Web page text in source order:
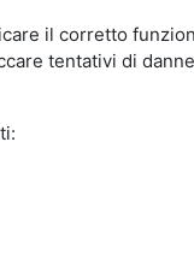
il corretto
tentativi di